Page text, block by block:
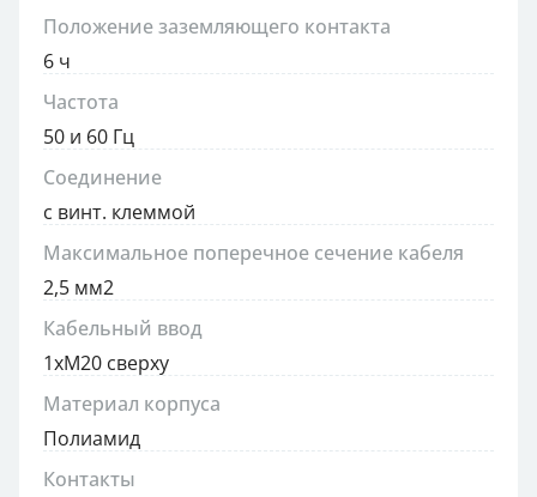
Положение заземляющего контакта
6 ч
Частота
50 и 60 Гц
Соединение
с винт. клеммой
Максимальное поперечное сечение кабеля
2,5 мм2
Кабельный ввод
1xM20 сверху
Материал корпуса
Полиамид
Контакты